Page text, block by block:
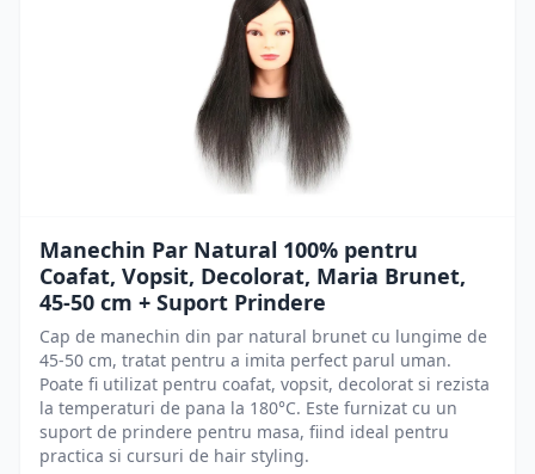
Manechin Par Natural 100% pentru
Coafat, Vopsit, Decolorat, Maria Brunet,
45-50 cm + Suport Prindere
Cap de manechin din par natural brunet cu lungime de
45-50 cm, tratat pentru a imita perfect parul uman.
Poate fi utilizat pentru coafat, vopsit, decolorat si rezista
la temperaturi de pana la 180°C. Este furnizat cu un
suport de prindere pentru masa, fiind ideal pentru
practica si cursuri de hair styling.